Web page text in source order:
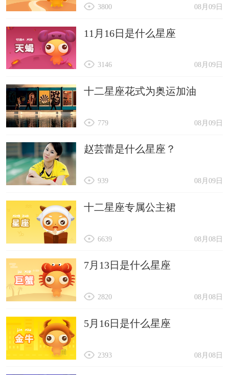
08月09日
3800
11月16日是什么星座
08月09日
3146
十二星座花式为奥运加油
08月09日
779
赵芸蕾是什么星座？
08月09日
939
十二星座专属公主裙
08月08日
6639
7月13日是什么星座
08月08日
2820
5月16日是什么星座
08月08日
2393